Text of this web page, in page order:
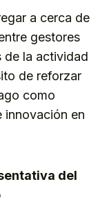
a cerca de
gestores
de la actividad
de reforzar
como
innovación en
del